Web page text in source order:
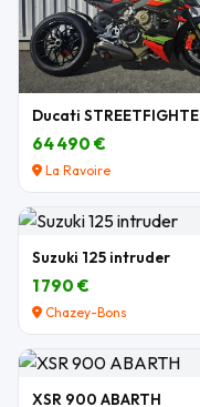
64 490 €
La Ravoire
Suzuki 125 intruder
1 790 €
Chazey-Bons
XSR 900 ABARTH